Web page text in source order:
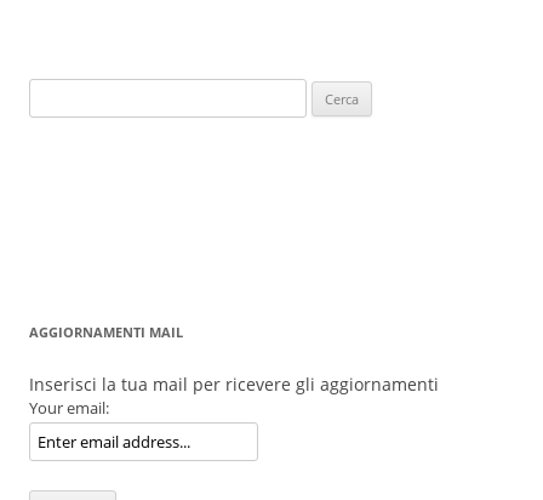
per:
AGGIORNAMENTI MAIL
Inserisci la tua mail per ricevere gli aggiornamenti
Your email: